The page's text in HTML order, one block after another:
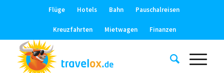
Flüge Hotels Bahn Pauschalreisen
Kreuzfahrten Mietwagen Finanzen